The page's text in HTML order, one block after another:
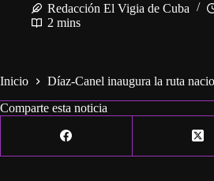
Redacción El Vigia de Cuba
2 mins
Inicio
Díaz-Canel inaugura la ruta
Comparte esta noticia